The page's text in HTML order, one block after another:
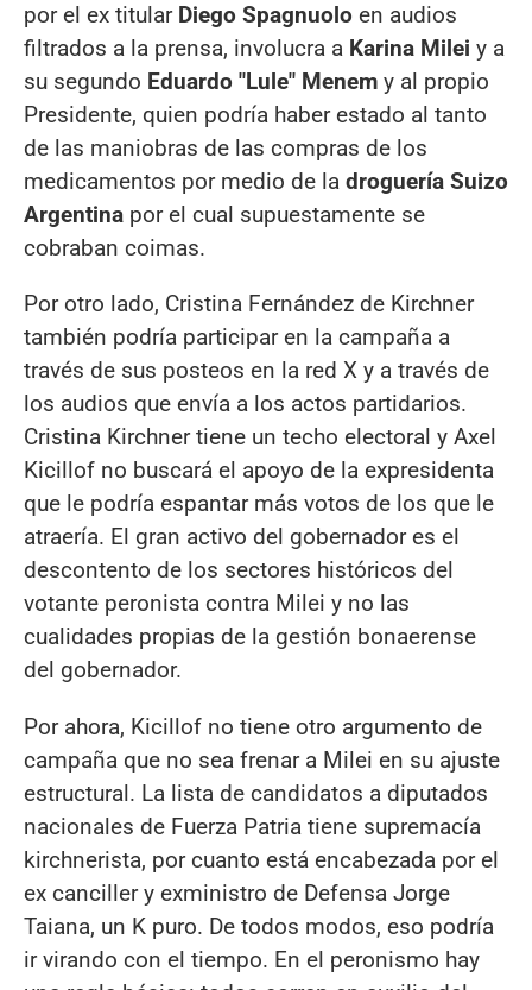
por el ex titular Diego Spagnuolo en audios
filtrados a la prensa, involucra a Karina Milei y a
su segundo Eduardo "Lule" Menem y al propio
Presidente, quien podría haber estado al tanto
de las maniobras de las compras de los
medicamentos por medio de la droguería Suizo
Argentina por el cual supuestamente se
cobraban coimas.
Por otro lado, Cristina Fernández de Kirchner
también podría participar en la campaña a
través de sus posteos en la red X y a través de
los audios que envía a los actos partidarios.
Cristina Kirchner tiene un techo electoral y Axel
Kicillof no buscará el apoyo de la expresidenta
que le podría espantar más votos de los que le
atraería. El gran activo del gobernador es el
descontento de los sectores históricos del
votante peronista contra Milei y no las
cualidades propias de la gestión bonaerense
del gobernador.
Por ahora, Kicillof no tiene otro argumento de
campaña que no sea frenar a Milei en su ajuste
estructural. La lista de candidatos a diputados
nacionales de Fuerza Patria tiene supremacía
kirchnerista, por cuanto está encabezada por el
ex canciller y exministro de Defensa Jorge
Taiana, un K puro. De todos modos, eso podría
ir virando con el tiempo. En el peronismo hay